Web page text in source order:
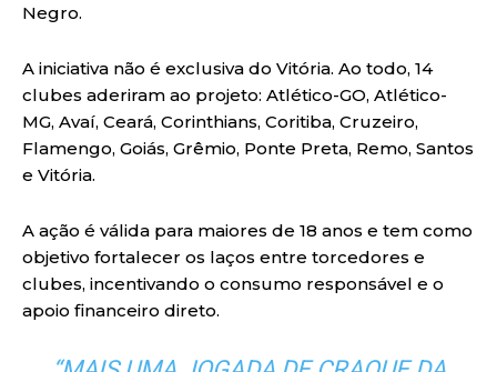
Negro.
A iniciativa não é exclusiva do Vitória. Ao todo, 14
clubes aderiram ao projeto: Atlético-GO, Atlético-
MG, Avaí, Ceará, Corinthians, Coritiba, Cruzeiro,
Flamengo, Goiás, Grêmio, Ponte Preta, Remo, Santos
e Vitória.
A ação é válida para maiores de 18 anos e tem como
objetivo fortalecer os laços entre torcedores e
clubes, incentivando o consumo responsável e o
apoio financeiro direto.